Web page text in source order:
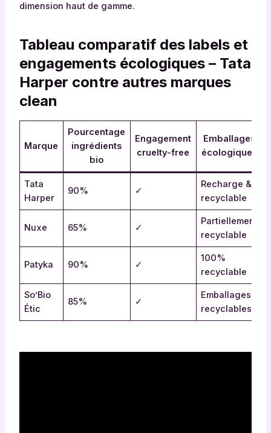
dimension haut de gamme.
Tableau comparatif des labels et
engagements écologiques – Tata
Harper contre autres marques
clean
Marque
Pourcentage
ingrédients
bio
Engagement
cruelty-free
Emballages
écologiques
Tata
Harper
90% ✓
Recharge &
recyclable
Nuxe 65% ✓
Partiellement
recyclable
Patyka 90% ✓
100%
recyclable
So’Bio
Étic
85% ✓
Emballages
recyclables